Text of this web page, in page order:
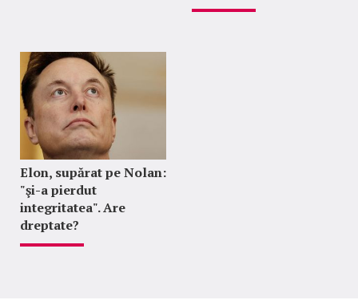
Elon, supărat pe Nolan:
"şi-a pierdut
integritatea". Are
dreptate?